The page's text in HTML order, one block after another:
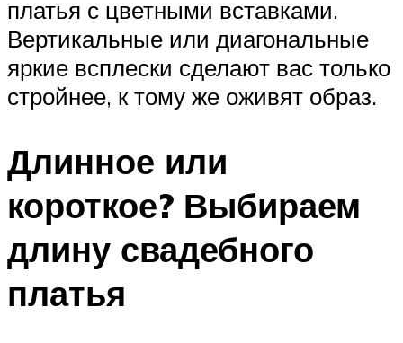
платья с цветными вставками.
Вертикальные или диагональные
яркие всплески сделают вас только
стройнее, к тому же оживят образ.
Длинное или
короткое? Выбираем
длину свадебного
платья